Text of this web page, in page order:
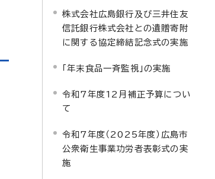
株式会社広島銀行及び三井住友
信託銀行株式会社との遺贈寄附
に関する協定締結記念式の実施
「年末食品一斉監視」の実施
令和7年度12月補正予算につい
て
令和7年度（2025年度）広島市
公衆衛生事業功労者表彰式の実
施